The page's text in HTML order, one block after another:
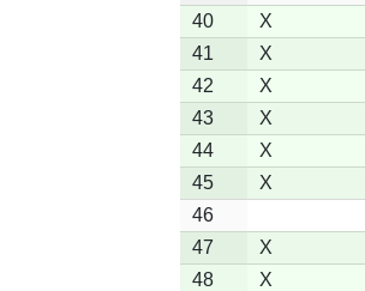
40
X
41
X
42
X
43
X
44
X
45
X
46
47
X
48
X